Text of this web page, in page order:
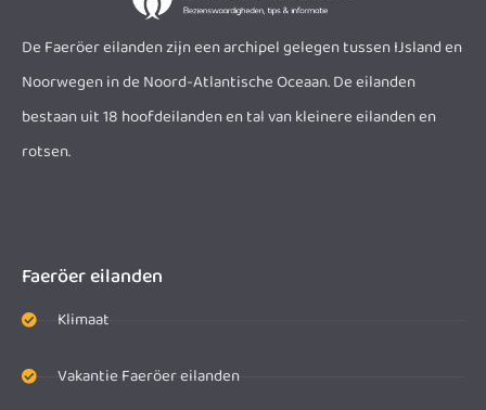
De Faeröer eilanden zijn een archipel gelegen tussen IJsland en
Noorwegen in de Noord-Atlantische Oceaan. De eilanden
bestaan uit 18 hoofdeilanden en tal van kleinere eilanden en
rotsen.
Faeröer eilanden
Klimaat
Vakantie Faeröer eilanden